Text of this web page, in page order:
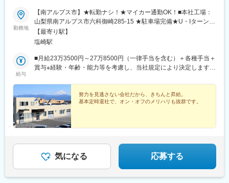
勤務地
【南アルプス市】★転勤ナシ！★マイカー通勤OK！■本社工場：
山梨県南アルプス市六科御崎285-15 ★駐車場完備★U・Iターン歓
迎★受動喫煙対策：有（屋内全面禁煙）――――――【勤務地詳
細】※今回募集する製造ポジションは、第一工場および第二工場で
っています。オフィスとしての事務機能も担っています。[第二工
場]製造機械、洗浄機械、品質管理室を構えています。[第三工
ース、倉庫。――――――【アクセス】<東京方面から>●中央自
動車道・双葉JCT- 中部横断道・白根IC-国道52号線で約10分●中
央自動車道・甲府昭和IC- アルプス通り経由で約20分<長野方面
から>●中央自動車道・韮崎IC-国道141号線- 国道52号線で約20
分
【最寄り駅】
塩崎駅
給与
■月給23万3500円～27万8500円（一律手当を含む）＋各種手当＋
賞与※経験・年齢・能力等を考慮し、当社規定により決定します。
別途支給します。↓★ココがPOINT！★↓──[ がんばるほど給与が
アップ！ ]──当社の評価方針は「実力主義」。同じ時間でも、よ
り多くの部品をつくれる人、より質の高い部品をつくれる人は、
しっかり給与に還元して評価します！（ホワイトカラーの仕事に
も負けません！）もちろん、そのためには努力だって必要です
か、の違いだけ！子どものために、家族のために、がんばりたい
あなたを応援するのが当社です。
努力を見逃さない会社だから、きちんと昇給。
基本定時退社で、オン・オフのメリハリも抜群です。
気になる 応募する